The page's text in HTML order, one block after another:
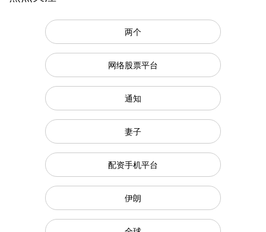
两个
网络股票平台
通知
妻子
配资手机平台
伊朗